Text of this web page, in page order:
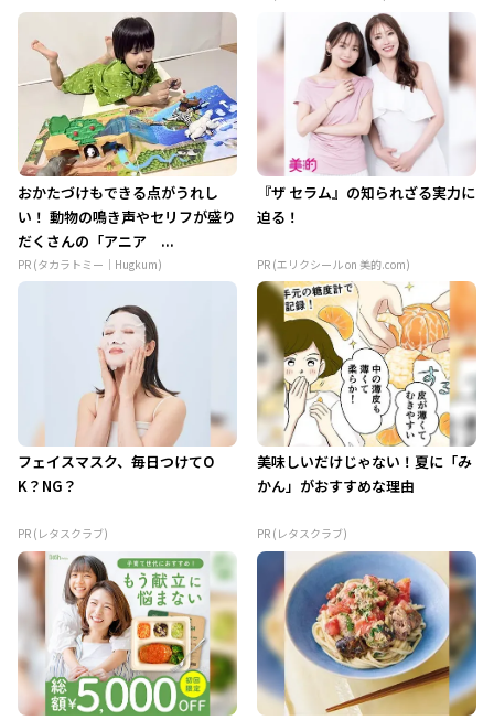
おかたづけもできる点がうれし
い！ 動物の鳴き声やセリフが盛り
だくさんの「アニア ...
PR (タカラトミー｜Hugkum)
『ザ セラム』の知られざる実力に
迫る！
PR (エリクシール on 美的.com)
フェイスマスク、毎日つけてO
K？NG？
PR (レタスクラブ)
美味しいだけじゃない！夏に「み
かん」がおすすめな理由
PR (レタスクラブ)